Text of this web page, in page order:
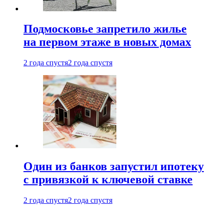
Подмосковье запретило жилье
на первом этаже в новых домах
2 года спустя2 года спустя
Один из банков запустил ипотеку
с привязкой к ключевой ставке
2 года спустя2 года спустя